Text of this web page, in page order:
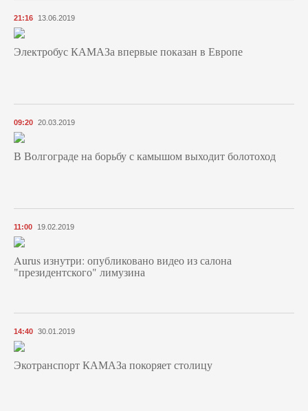
21:16 13.06.2019
Электробус КАМАЗа впервые показан в Европе
09:20 20.03.2019
В Волгограде на борьбу с камышом выходит болотоход
11:00 19.02.2019
Aurus изнутри: опубликовано видео из салона
"президентского" лимузина
14:40 30.01.2019
Экотранспорт КАМАЗа покоряет столицу